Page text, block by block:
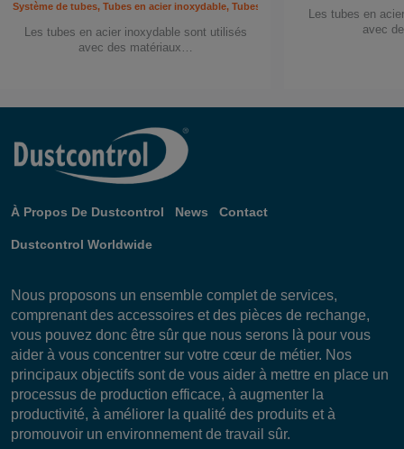
Système de tubes, Tubes en acier inoxydable, Tubes et composants
Les tubes en acier inoxydable sont utilisés
avec des matériaux…
Les tubes en
avec
À Propos De Dustcontrol News Contact
Dustcontrol Worldwide
Nous proposons un ensemble complet de services,
comprenant des accessoires et des pièces de rechange,
vous pouvez donc être sûr que nous serons là pour vous
aider à vous concentrer sur votre cœur de métier. Nos
principaux objectifs sont de vous aider à mettre en place un
processus de production efficace, à augmenter la
productivité, à améliorer la qualité des produits et à
promouvoir un environnement de travail sûr.